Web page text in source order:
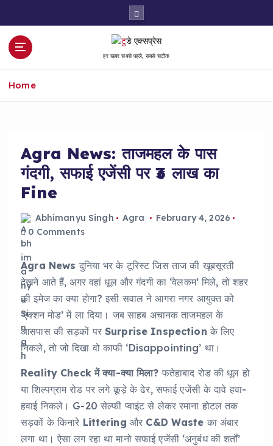
हर खबर सबसे पहले, सबसे सटीक
Home
Agra News: ताजमहल के पास
गंदगी, सफाई एजेंसी पर ₹3 लाख का
Fine
Abhimanyu Singh Agra
February 4, 2026
0 Comments
Agra News दुनिया भर के टूरिस्ट जिस ताज की खूबसूरती
देखने आते हैं, अगर वहां धूल और गंदगी का ‘वेलकम’ मिले, तो शहर
की इमेज का क्या होगा? इसी सवाल ने आगरा नगर आयुक्त को
‘एक्शन मोड’ में ला दिया। जब साहब अचानक ताजमहल के
आसपास की सड़कों परSurprise Inspection के लिए
निकले, तो जो दिखा वो काफी ‘Disappointing’ था।
Reality Check में क्या-क्या मिला? फतेहाबाद रोड की धूल हो
या शिल्पग्राम रोड पर लगे कूड़े के ढेर, सफाई एजेंसी के दावे हवा-
हवाई निकले। G-20 सेल्फी प्वाइंट से लेकर रमाना होटल तक
सड़कों के किनारे Littering और C&D Waste का अंबार
लगा था। ऐसा लग रहा था मानो सफाई एजेंसी ‘अनुबंध की शर्तों’